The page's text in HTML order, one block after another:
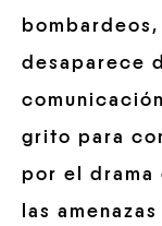
desaparece
grito para
por el drama
las